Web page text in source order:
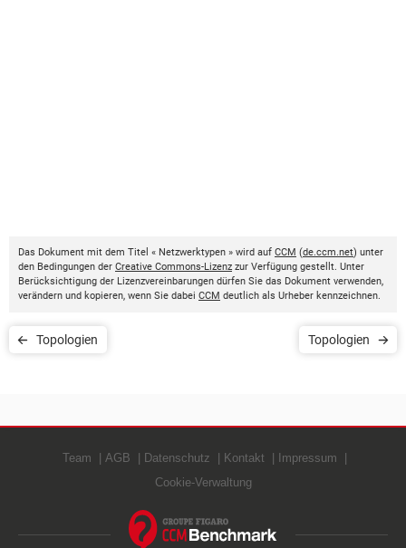
Das Dokument mit dem Titel « Netzwerktypen » wird auf CCM (de.ccm.net) unter
den Bedingungen der Creative Commons-Lizenz zur Verfügung gestellt. Unter
Berücksichtigung der Lizenzvereinbarungen dürfen Sie das Dokument verwenden,
verändern und kopieren, wenn Sie dabei CCM deutlich als Urheber kennzeichnen.
Topologien Topologien
Team AGB Datenschutz Kontakt
Impressum
Cookie-Verwaltung